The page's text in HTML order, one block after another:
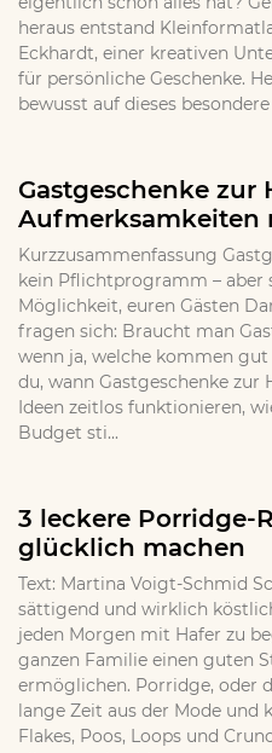
heraus entstand
Eckhardt, einer kreativen
für persönliche Geschenke.
bewusst auf dieses
Gastgeschenke zur
Aufmerksamkeiten
Kurzzusammenfassung
kein Pflichtprogramm – aber
Möglichkeit, euren Gästen
fragen sich: Braucht man
wenn ja, welche kommen
du, wann Gastgeschenke zur
Ideen zeitlos funktionieren,
Budget sti...
3 leckere Porridge-
glücklich machen
Text: Martina Voigt-Schmid
sättigend und wirklich
jeden Morgen mit Hafer zu
ganzen Familie einen guten
ermöglichen. Porridge, oder
lange Zeit aus der Mode
Flakes, Poos, Loops und